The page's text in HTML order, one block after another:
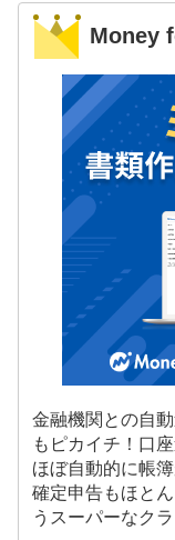
Money
金融機関との自
もピカイチ！口
ほぼ自動的に帳
確定申告もほと
うスーパーなク